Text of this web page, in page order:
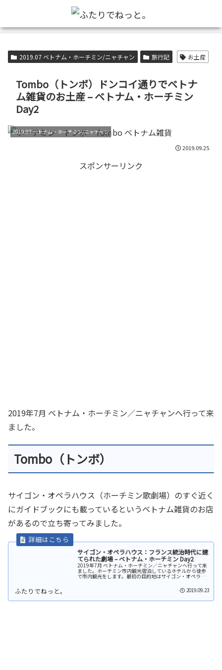
2019.07 ベトナム・ホーチミン/ニャチャン 旅行記 お土産
Tombo（トンボ）ドンコイ通りでベトナ
ム雑貨のお土産 – ベトナム・ホーチミン
Day2
2019.07 ベトナム・ホーチミン/ニャチャン
2019.09.25
スポンサーリンク
2019年7月 ベトナム・ホーチミン／ニャチャンへ行って来
ました。
Tombo（トンボ）
サイゴン・オペラハウス（ホーチミン歌劇場）のすぐ近く
にガイドブックにも載っているというベトナム雑貨のお店
があるので立ち寄ってみました。
サイゴン・オペラハウス：フランス統治時代に建
てられた劇場 – ベトナム・ホーチミン Day2
2019年7月 ベトナム・ホーチミン／ニャチャンへ行って来
ました。ホーチミン市内観光宿泊しているホテルから徒歩
で市内観光をします。最初の目的地はサイゴン・オペラハ
2019.09.23